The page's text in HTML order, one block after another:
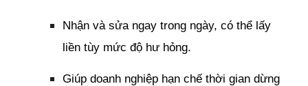
Nhận và sửa ngay trong ngày, có thể lấy
liền tùy mức độ hư hỏng.
Giúp doanh nghiệp hạn chế thời gian dừng